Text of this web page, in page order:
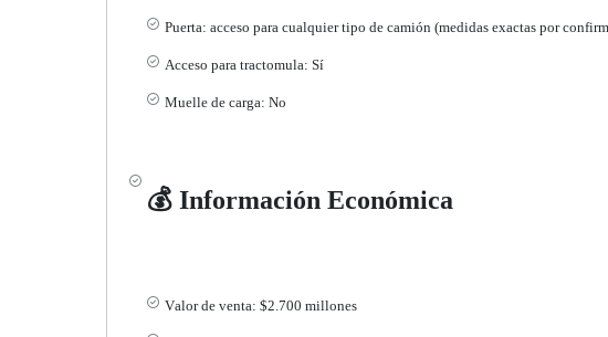
Puerta: acceso para cualquier tipo de camión (medidas exactas por
Acceso para tractomula: Sí
Muelle de carga: No
💰 Información Económica
Valor de venta: $2.700 millones